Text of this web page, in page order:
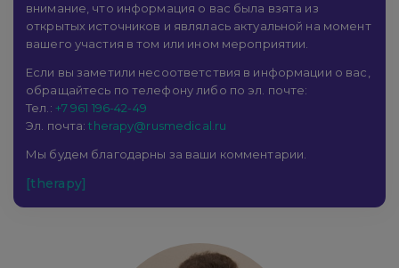
внимание, что информация о вас была взята из
открытых источников и являлась актуальной на момент
вашего участия в том или ином мероприятии.
Если вы заметили несоответствия в информации о вас,
обращайтесь по телефону либо по эл. почте:
Тел.: +7 961 196-42-49
Эл. почта:therapy@rusmedical.ru
Мы будем благодарны за ваши комментарии.
[therapy]